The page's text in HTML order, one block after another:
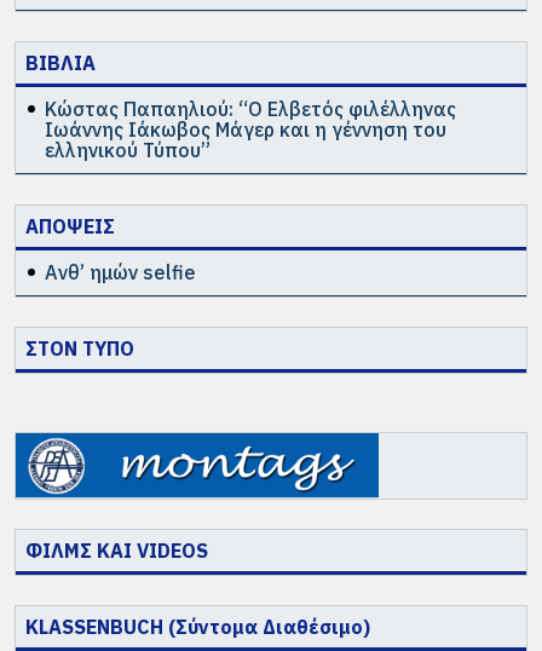
ΒΙΒΛΙΑ
Κώστας Παπαηλιού: “Ο Ελβετός φιλέλληνας
Ιωάννης Ιάκωβος Μάγερ και η γέννηση του
ελληνικού Τύπου”
ΑΠΟΨΕΙΣ
Ανθ’ ημών selfie
ΣΤΟΝ ΤΥΠΟ
ΦΙΛΜΣ ΚΑΙ VIDEOS
KLASSENBUCH (Σύντομα Διαθέσιμο)